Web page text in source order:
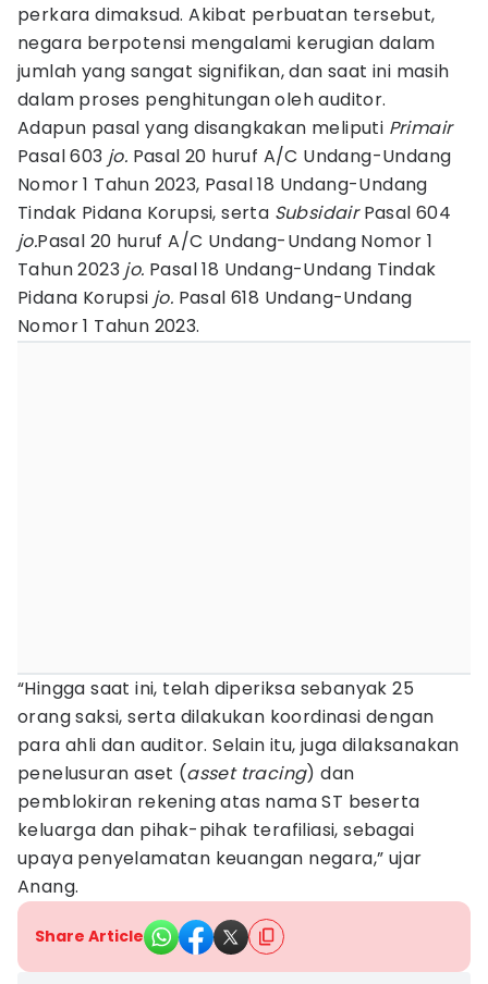
perkara dimaksud. Akibat perbuatan tersebut,
negara berpotensi mengalami kerugian dalam
jumlah yang sangat signifikan, dan saat ini masih
dalam proses penghitungan oleh auditor.
Adapun pasal yang disangkakan meliputi Primair
Pasal 603 jo. Pasal 20 huruf A/C Undang-Undang
Nomor 1 Tahun 2023, Pasal 18 Undang-Undang
Tindak Pidana Korupsi, serta SubsidairPasal 604
jo.Pasal 20 huruf A/C Undang-Undang Nomor 1
Tahun 2023 jo. Pasal 18 Undang-Undang Tindak
Pidana Korupsi jo. Pasal 618 Undang-Undang
Nomor 1 Tahun 2023.
“Hingga saat ini, telah diperiksa sebanyak 25
orang saksi, serta dilakukan koordinasi dengan
para ahli dan auditor. Selain itu, juga dilaksanakan
penelusuran aset (asset tracing) dan
pemblokiran rekening atas nama ST beserta
keluarga dan pihak-pihak terafiliasi, sebagai
upaya penyelamatan keuangan negara,” ujar
Anang.
Share Article